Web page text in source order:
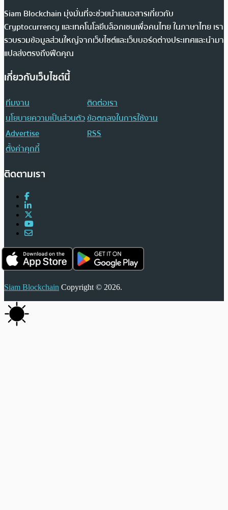
Siam Blockchain มุ่งมั่นที่จะช่วยนำเสนอสารเกี่ยวกับ
Cryptocurrency และเทคโนโลยีบล็อกเชนเพื่อคนไทย ในภาษาไทย เรา
รวบรวมข้อมูลส่วนใหญ่จากเว็บไซต์และเว็บบอร์ดต่างประเทศและนำมา
แปลส่งตรงถึงฟีดคุณ
เกี่ยวกับเว็บไซต์นี้
ทีมงาน
ติดต่อเรา
นโยบายความเป็นส่วนตัวข้อตกลงในการใช้งาน
Advertise
RSS
ตั้งค่าคุกกี้
ติดตามเรา
Siam Blockchain Copyright © 2026.